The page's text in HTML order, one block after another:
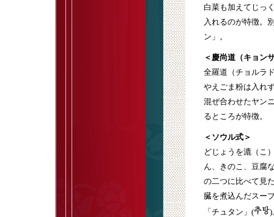
白菜も加えてじっ
入れるのが特徴。
ン」。
＜慶尚道（キョン
全羅道（チョルラ
やえごま粉は入れ
混ぜ合わせたヤン
るところが特徴。
＜ソウル式＞
どじょうを漉（こ
ん、きのこ、豆腐
の二つに比べて見
臓を煮込んだスー
「チュタン」(
)